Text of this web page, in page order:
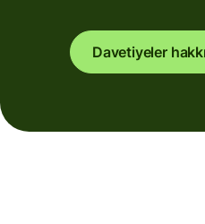
Davetiyeler